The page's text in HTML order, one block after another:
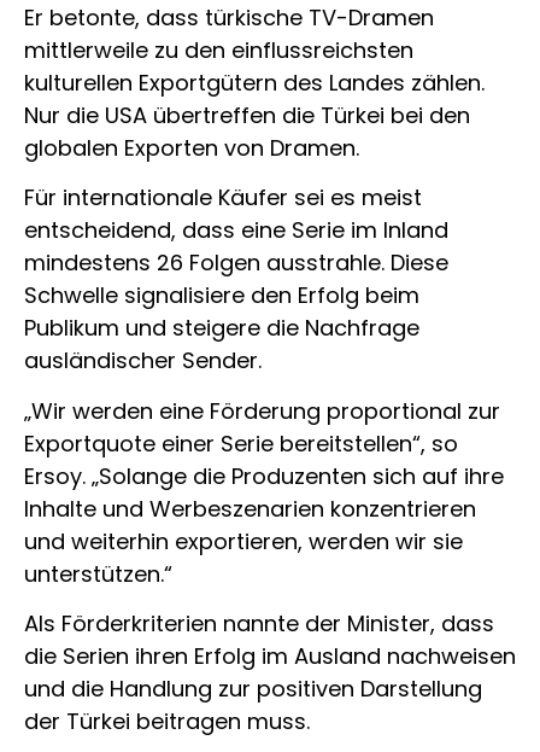
Er betonte, dass türkische TV-Dramen
mittlerweile zu den einflussreichsten
kulturellen Exportgütern des Landes zählen.
Nur die USA übertreffen die Türkei bei den
globalen Exporten von Dramen.
Für internationale Käufer sei es meist
entscheidend, dass eine Serie im Inland
mindestens 26 Folgen ausstrahle. Diese
Schwelle signalisiere den Erfolg beim
Publikum und steigere die Nachfrage
ausländischer Sender.
„Wir werden eine Förderung proportional zur
Exportquote einer Serie bereitstellen“, so
Ersoy. „Solange die Produzenten sich auf ihre
Inhalte und Werbeszenarien konzentrieren
und weiterhin exportieren, werden wir sie
unterstützen.“
Als Förderkriterien nannte der Minister, dass
die Serien ihren Erfolg im Ausland nachweisen
und die Handlung zur positiven Darstellung
der Türkei beitragen muss.